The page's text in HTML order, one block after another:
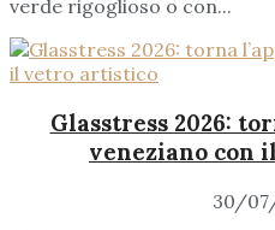
verde rigoglioso o con...
Glasstress 2026:
veneziano con
30/